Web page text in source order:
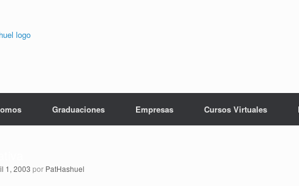
Graduaciones Empresas Cursos Virtuales
1, 2003 por PatHashuel